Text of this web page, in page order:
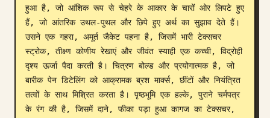
हुआ है, जो आंशिक रूप से चेहरे के आकार के चारों ओर लिपटे हुए
हैं, जो आंतरिक उथल-पुथल और छिपे हुए अर्थ का सुझाव देते हैं।
उसने एक गहरा, अमूर्त जैकेट पहना है, जिसमें भारी टेक्सचर
स्ट्रोक, तीक्ष्ण कोणीय रेखाएं और जीवंत स्याही एक कच्ची, विद्रोही
दृश्य ऊर्जा पैदा करती है। चित्रण बोल्ड और प्रयोगात्मक है, जो
बारीक पेन डिटेलिंग को आक्रामक ब्रश मार्क्स, छींटों और नियंत्रित
तत्वों के साथ मिश्रित करता है। पृष्ठभूमि एक हल्के, पुराने चर्मपत्र
के रंग की है, जिसमें दाने, फीका पड़ा हुआ कागज का टेक्सचर,